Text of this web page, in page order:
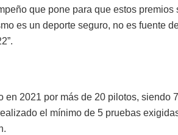
que pone para que estos premios
es un deporte seguro, no es fuente
2021 por más de 20 pilotos, siendo
el mínimo de 5 pruebas